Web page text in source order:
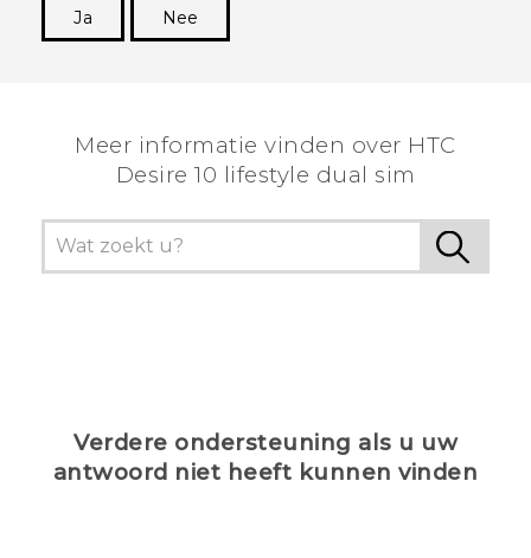
Ja
Nee
Meer informatie vinden over HTC
Desire 10 lifestyle dual sim
Verdere ondersteuning als u uw
antwoord niet heeft kunnen vinden